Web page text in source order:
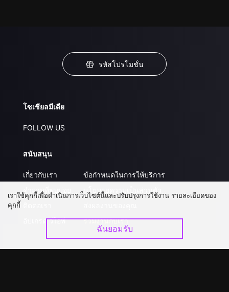
รหัสโปรโมชั่น
โซเชียลมีเดีย
FOLLOW US
สนับสนุน
เกี่ยวกับเรา
คำถามที่พบบ่อย
อัปเกรด วีไอพี
ข้อกำหนดในการให้บริการ
นโยบายความเป็นส่วนตัว
ร่วมงานกับเรา
เราใช้คุกกี้เพื่อดำเนินการเว็บไซต์นี้และปรับปรุงการใช้งาน รายละเอียดของ
คุกกี้
ฉันยอมรับ